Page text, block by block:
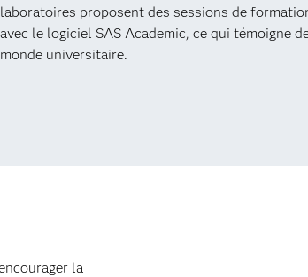
laboratoires proposent des sessions de
avec le logiciel SAS Academic, ce qui témoigne
monde universitaire.
la